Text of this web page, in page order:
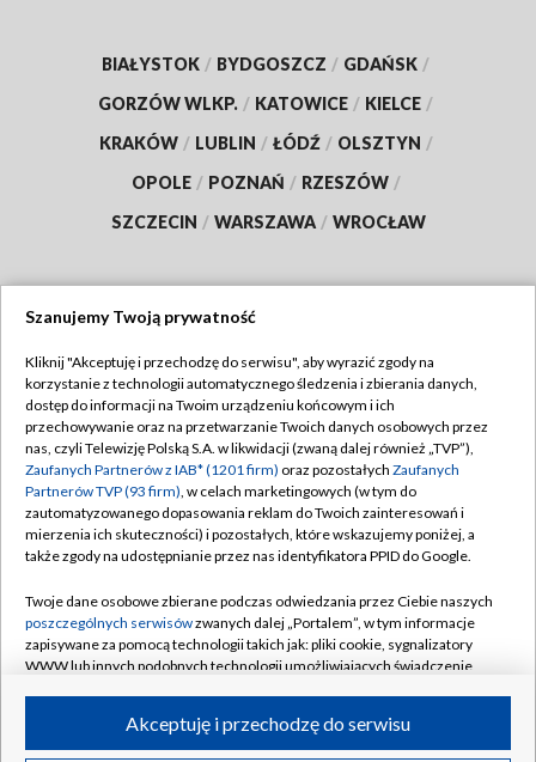
BIAŁYSTOK / BYDGOSZCZ / GDAŃSK /
GORZÓW WLKP. / KATOWICE / KIELCE /
KRAKÓW / LUBLIN / ŁÓDŹ / OLSZTYN /
OPOLE / POZNAŃ / RZESZÓW /
SZCZECIN / WARSZAWA / WROCŁAW
TVP
Abonament TVP
Emisja w TVP
Centrum informacji TVP
Naziemna Telewizja Cyfrowa
Rada Programowa
System NOS
Informacje o nadawcy
Program dla prasy
Regulamin TVP
Polityka prywatności
Moje zgody
Pomoc
Kontakt
Kanały
Szanujemy Twoją prywatność
Kliknij "Akceptuję i przechodzę do serwisu", aby wyrazić zgody na
korzystanie z technologii automatycznego śledzenia i zbierania danych,
dostęp do informacji na Twoim urządzeniu końcowym i ich
przechowywanie oraz na przetwarzanie Twoich danych osobowych przez
nas, czyli Telewizję Polską S.A. w likwidacji (zwaną dalej również „TVP”),
Zaufanych Partnerów z IAB* (1201 firm) oraz pozostałych Zaufanych
Partnerów TVP (93 firm), w celach marketingowych (w tym do
zautomatyzowanego dopasowania reklam do Twoich zainteresowań i
mierzenia ich skuteczności) i pozostałych, które wskazujemy poniżej, a
także zgody na udostępnianie przez nas identyfikatora PPID do Google.
Twoje dane osobowe zbierane podczas odwiedzania przez Ciebie naszych
poszczególnych serwisówzwanych dalej „Portalem”, w tym informacje
zapisywane za pomocą technologii takich jak: pliki cookie, sygnalizatory
WWW lub innych podobnych technologii umożliwiających świadczenie
ruchu w Internecie.Akceptuję i przechodzę do serwisu